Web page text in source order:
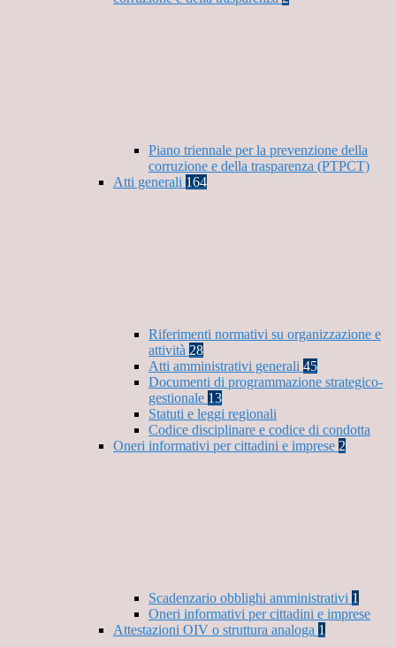
Piano triennale per la prevenzione della
corruzione e della trasparenza (PTPCT)
Atti generali 164
Riferimenti normativi su organizzazione e
attività 28
Atti amministrativi generali 45
Documenti di programmazione strategico-
gestionale 13
Statuti e leggi regionali
Codice disciplinare e codice di condotta
Oneri informativi per cittadini e imprese 2
Scadenzario obblighi amministrativi 1
Oneri informativi per cittadini e imprese
Attestazioni OIV o struttura analoga 1